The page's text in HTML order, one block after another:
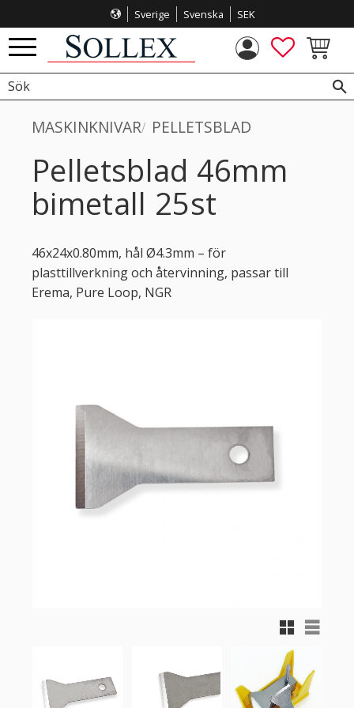
Meny
Sverige Svenska SEK
FAVORITER
MASKINKNIVAR PELLETSBLAD
Pelletsblad 46mm
bimetall 25st
46x24x0.80mm, hål Ø4.3mm – för
plasttillverkning och återvinning, passar till
Erema, Pure Loop, NGR
Rutnätsvy
Listvy